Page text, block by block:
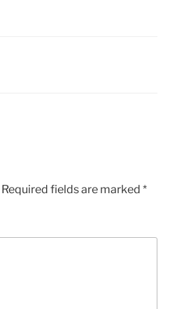
Required fields are marked *